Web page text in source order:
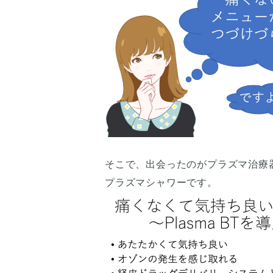
そこで、出会ったのがプラズマ治療
プラズマシャワーです。